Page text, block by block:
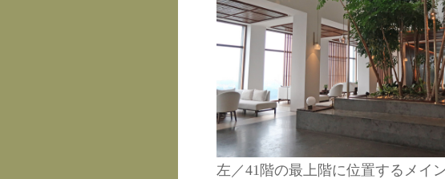
左／41階の最上階に位置するメイ